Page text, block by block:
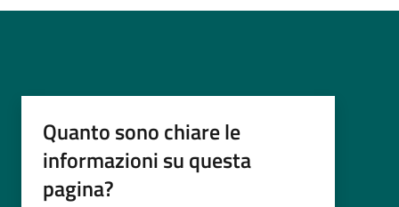
Quanto sono chiare le
informazioni su questa
pagina?